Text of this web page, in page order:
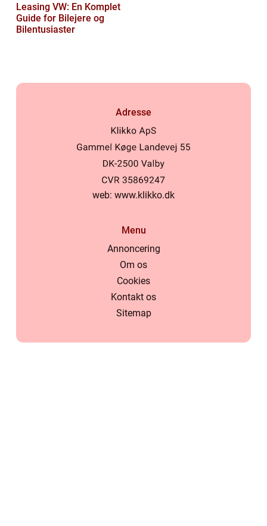
Leasing VW: En Komplet
Guide for Bilejere og
Bilentusiaster
Adresse
web: www.klikko.dk
Menu
Annoncering
Om os
Cookies
Kontakt os
Sitemap